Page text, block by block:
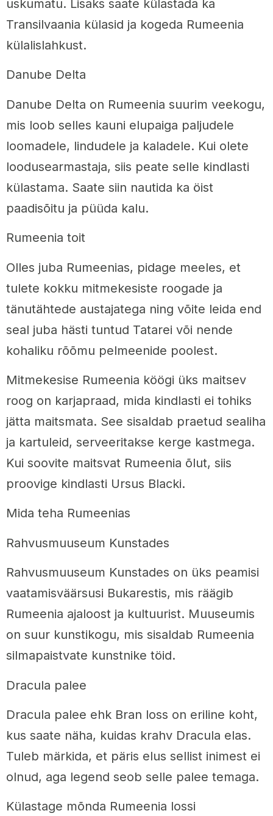
uskumatu. Lisaks saate külastada ka
Transilvaania külasid ja kogeda Rumeenia
külalislahkust.
Danube Delta
Danube Delta on Rumeenia suurim veekogu,
mis loob selles kauni elupaiga paljudele
loomadele, lindudele ja kaladele. Kui olete
loodusearmastaja, siis peate selle kindlasti
külastama. Saate siin nautida ka öist
paadisõitu ja püüda kalu.
Rumeenia toit
Olles juba Rumeenias, pidage meeles, et
tulete kokku mitmekesiste roogade ja
tänutähtede austajatega ning võite leida end
seal juba hästi tuntud Tatarei või nende
kohaliku rõõmu pelmeenide poolest.
Mitmekesise Rumeenia köögi üks maitsev
roog on karjapraad, mida kindlasti ei tohiks
jätta maitsmata. See sisaldab praetud sealiha
ja kartuleid, serveeritakse kerge kastmega.
Kui soovite maitsvat Rumeenia õlut, siis
proovige kindlasti Ursus Blacki.
Mida teha Rumeenias
Rahvusmuuseum Kunstades
Rahvusmuuseum Kunstades on üks peamisi
vaatamisväärsusi Bukarestis, mis räägib
Rumeenia ajaloost ja kultuurist. Muuseumis
on suur kunstikogu, mis sisaldab Rumeenia
silmapaistvate kunstnike töid.
Dracula palee
Dracula palee ehk Bran loss on eriline koht,
kus saate näha, kuidas krahv Dracula elas.
Tuleb märkida, et päris elus sellist inimest ei
olnud, aga legend seob selle palee temaga.
Külastage mõnda Rumeenia lossi